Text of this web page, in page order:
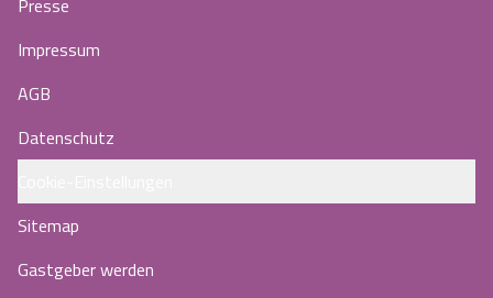
Impressum
AGB
Datenschutz
Sitemap
Gastgeber werden